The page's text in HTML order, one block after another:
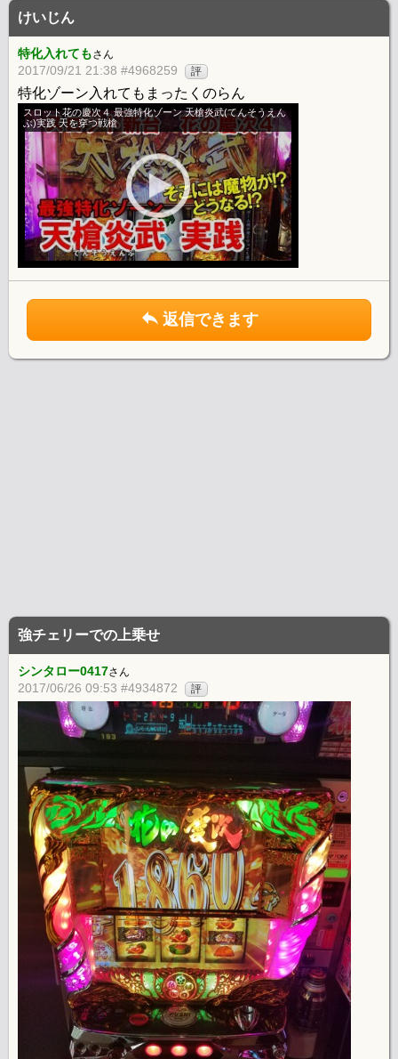
けいじん
特化入れてもさん
2017/09/21 21:38 #4968259 評
特化ゾーン入れてもまったくのらん
スロット花の慶次４ 最強特化ゾーン 天槍炎武(てんそうえん
ぶ)実践 天を穿つ戦槍
返信できます
強チェリーでの上乗せ
シンタロー0417さん
2017/06/26 09:53 #4934872 評